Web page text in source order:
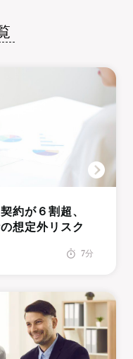
約が６割超、
想定外リスク
7分